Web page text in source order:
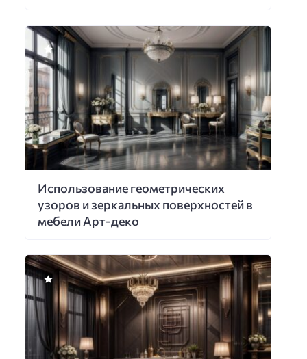
Использование геометрических
узоров и зеркальных поверхностей в
мебели Арт-деко